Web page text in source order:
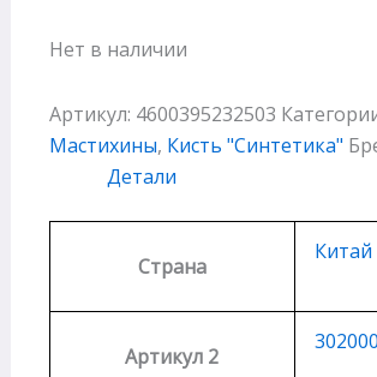
Нет в наличии
Артикул: 4600395232503
Мастихины, Кисть "Cинтетика"
Детали
Страна
Китай
Артикул 2
302000